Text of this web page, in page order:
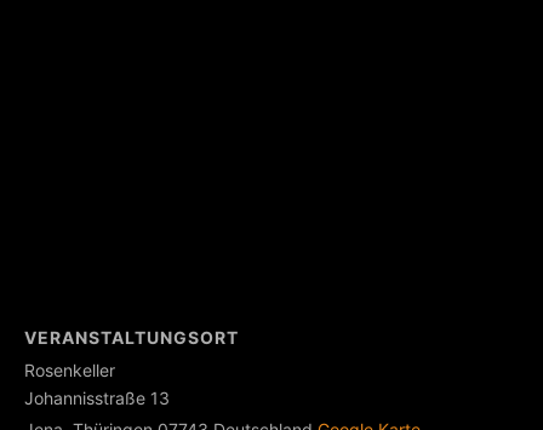
VERANSTALTUNGSORT
Rosenkeller
Johannisstraße 13